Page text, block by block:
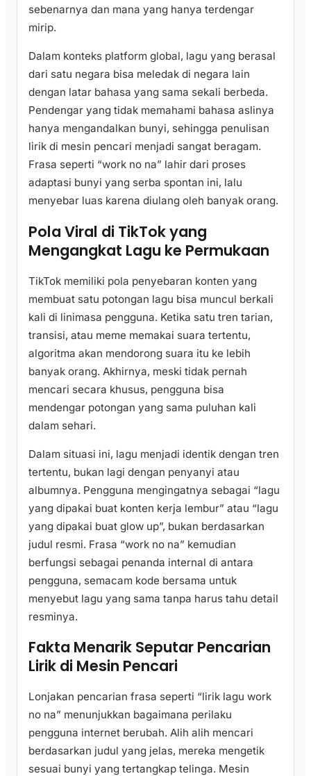
sebenarnya dan mana yang hanya terdengar
mirip.
Dalam konteks platform global, lagu yang berasal
dari satu negara bisa meledak di negara lain
dengan latar bahasa yang sama sekali berbeda.
Pendengar yang tidak memahami bahasa aslinya
hanya mengandalkan bunyi, sehingga penulisan
lirik di mesin pencari menjadi sangat beragam.
Frasa seperti “work no na” lahir dari proses
adaptasi bunyi yang serba spontan ini, lalu
menyebar luas karena diulang oleh banyak orang.
Pola Viral di TikTok yang
Mengangkat Lagu ke Permukaan
TikTok memiliki pola penyebaran konten yang
membuat satu potongan lagu bisa muncul berkali
kali di linimasa pengguna. Ketika satu tren tarian,
transisi, atau meme memakai suara tertentu,
algoritma akan mendorong suara itu ke lebih
banyak orang. Akhirnya, meski tidak pernah
mencari secara khusus, pengguna bisa
mendengar potongan yang sama puluhan kali
dalam sehari.
Dalam situasi ini, lagu menjadi identik dengan tren
tertentu, bukan lagi dengan penyanyi atau
albumnya. Pengguna mengingatnya sebagai “lagu
yang dipakai buat konten kerja lembur” atau “lagu
yang dipakai buat glow up”, bukan berdasarkan
judul resmi. Frasa “work no na” kemudian
berfungsi sebagai penanda internal di antara
pengguna, semacam kode bersama untuk
menyebut lagu yang sama tanpa harus tahu detail
resminya.
Fakta Menarik Seputar Pencarian
Lirik di Mesin Pencari
Lonjakan pencarian frasa seperti “lirik lagu work
no na” menunjukkan bagaimana perilaku
pengguna internet berubah. Alih alih mencari
berdasarkan judul yang jelas, mereka mengetik
sesuai bunyi yang tertangkap telinga. Mesin